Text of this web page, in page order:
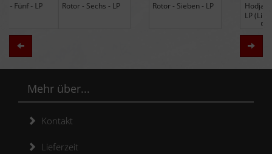
Rotor - Sechs - LP Rotor - Sieben - LP
Hodja - The Band -
LP (Limited Edition
Zurück
Mehr über...
Kontakt
Lieferzeit